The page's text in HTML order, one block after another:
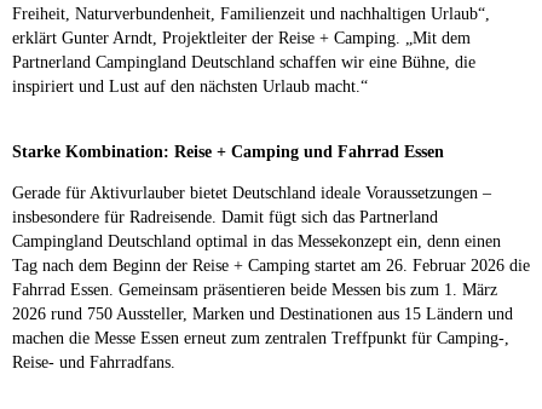
Freiheit, Naturverbundenheit, Familienzeit und nachhaltigen Urlaub“,
erklärt Gunter Arndt, Projektleiter der Reise + Camping. „Mit dem
Partnerland Campingland Deutschland schaffen wir eine Bühne, die
inspiriert und Lust auf den nächsten Urlaub macht.“
Starke Kombination: Reise + Camping und Fahrrad Essen
Gerade für Aktivurlauber bietet Deutschland ideale Voraussetzungen –
insbesondere für Radreisende. Damit fügt sich das Partnerland
Campingland Deutschland optimal in das Messekonzept ein, denn einen
Tag nach dem Beginn der Reise + Camping startet am 26. Februar 2026 die
Fahrrad Essen. Gemeinsam präsentieren beide Messen bis zum 1. März
2026 rund 750 Aussteller, Marken und Destinationen aus 15 Ländern und
machen die Messe Essen erneut zum zentralen Treffpunkt für Camping-,
Reise- und Fahrradfans.